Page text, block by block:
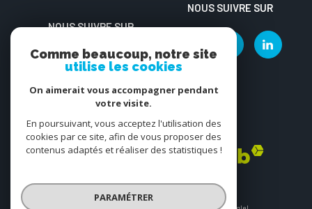
NOUS SUIVRE SUR
NOUS SUIVRE SUR
ADHÉRENTS
Comme beaucoup, notre site
utilise les cookies
On aimerait vous accompagner pendant
votre visite.
En poursuivant, vous acceptez l'utilisation des
cookies par ce site, afin de vous proposer des
contenus adaptés et réaliser des statistiques !
PARAMÉTRER